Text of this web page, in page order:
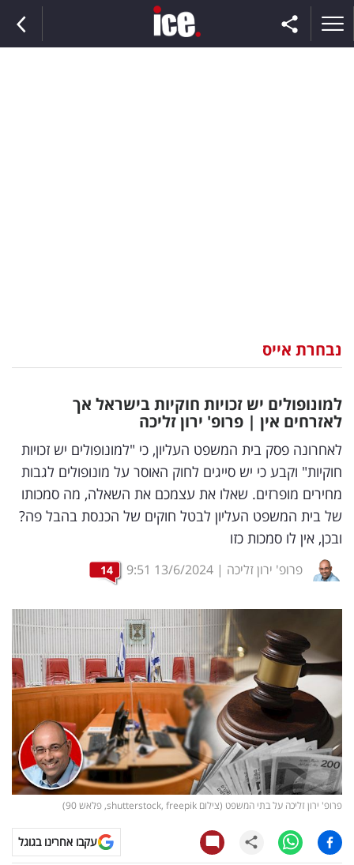
וצרכנות
דיגיטל
וטק
שיווק
ופרסום
משפט
מדדים
ומחקרים
דעות
רכילות
עסקית
קריפטו
ויראלי
טלוויזיה
עסקי
נבחרת אייס
למונופולים יש זכויות חוקיות בישראל אך
לאזרחים אין | פרופ' ירון זליכה
לאחרונה פסק בית המשפט העליון, כי "למונופולים יש זכויות
חוקיות" וקבע כי יש סייגים לחוק האוסר על מונופולים לגבות
מחירים מופרזים. שאלו את עצמכם את השאלה, מה סמכותו
של בית המשפט העליון לבטל חוקים של הכנסת בהבל פה?
ובכן, אין לו סמכות כזו
פרופ' ירון זליכה |
13/6/2024
9:51
14
פרופ' ירון זליכה על בתי המשפט (צילום shutterstock, freepik, פלאש 90)
עקבו אחרינו בגוגל